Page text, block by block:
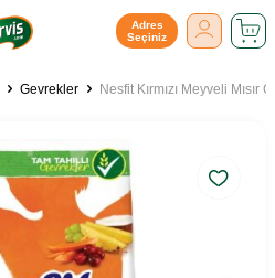
Adres
Seçiniz
Gevrekler Nesfit Kırmızı Meyveli Mısır